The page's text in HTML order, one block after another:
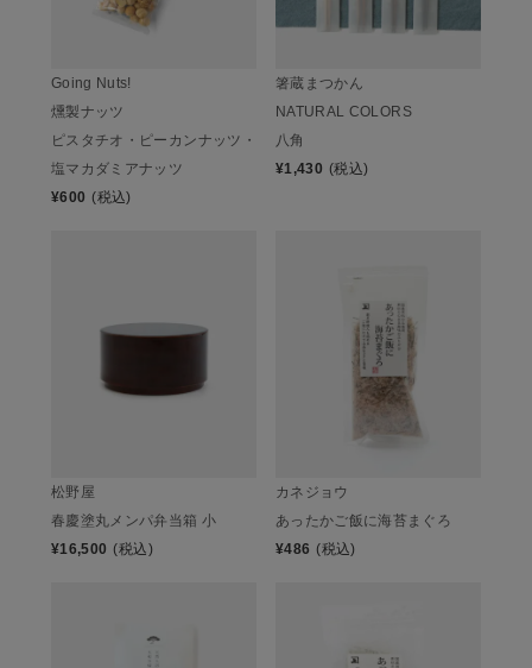
Going Nuts!
燻製ナッツ
ピスタチオ・ピーカンナッツ・
塩マカダミアナッツ
¥600 (税込)
箸蔵まつかん
NATURAL COLORS
八角
¥1,430 (税込)
松野屋
春慶塗丸メンパ弁当箱 小
¥16,500 (税込)
カネジョウ
あったかご飯に海苔まぐろ
¥486 (税込)